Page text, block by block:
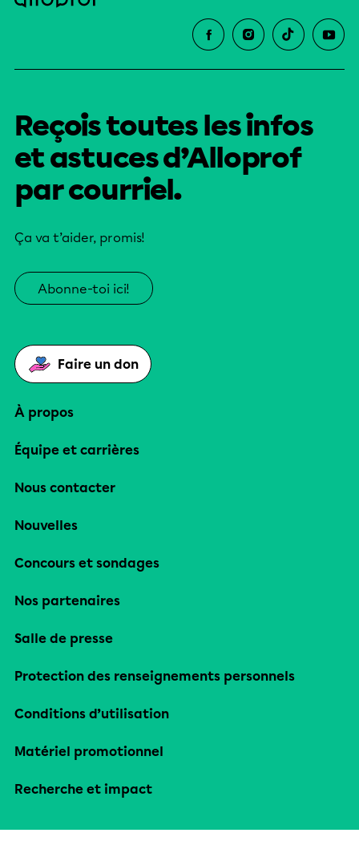
Reçois toutes les infos
et astuces d’Alloprof
par courriel.
Ça va t’aider, promis!
Abonne-toi ici!
Faire un don
À propos
Équipe et carrières
Nous contacter
Nouvelles
Concours et sondages
Nos partenaires
Salle de presse
Protection des renseignements personnels
Conditions d’utilisation
Matériel promotionnel
Recherche et impact